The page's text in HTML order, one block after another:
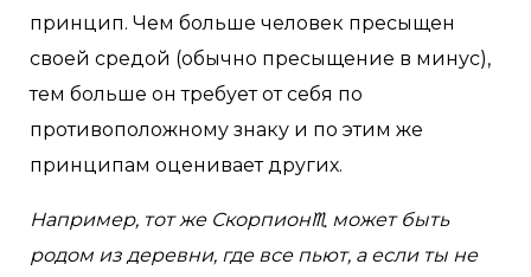
принцип. Чем больше человек пресыщен
своей средой (обычно пресыщение в минус),
тем больше он требует от себя по
противоположному знаку и по этим же
принципам оценивает других.
Например, тот же Скорпион♏️ может быть
родом из деревни, где все пьют, а если ты не